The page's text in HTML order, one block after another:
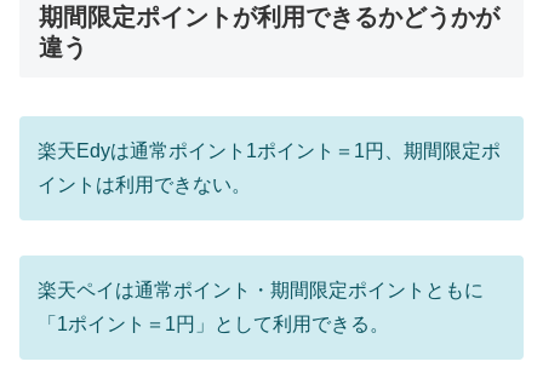
期間限定ポイントが利用できるかどうかが
違う
楽天Edyは通常ポイント1ポイント＝1円、期間限定ポ
イントは利用できない。
楽天ペイは通常ポイント・期間限定ポイントともに
「1ポイント＝1円」として利用できる。